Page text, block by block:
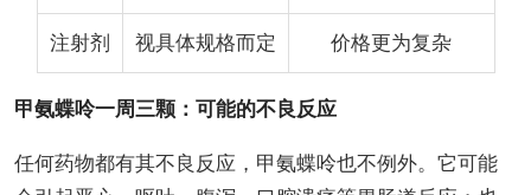
注射剂 视具体规格而定 价格更为复杂
甲氨蝶呤一周三颗：可能的不良反应
任何药物都有其不良反应，甲氨蝶呤也不例外。它可能